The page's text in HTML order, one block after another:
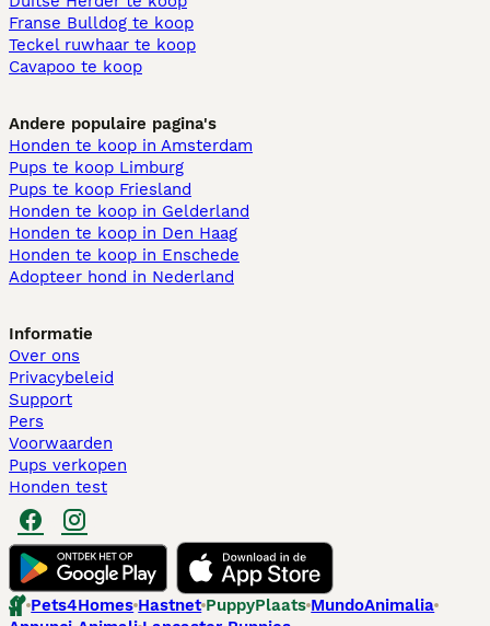
Franse Bulldog te koop
Teckel ruwhaar te koop
Cavapoo te koop
Andere populaire pagina's
Honden te koop in Amsterdam
Pups te koop Limburg​
Pups te koop Friesland​
Honden te koop in Gelderland
Honden te koop in Den Haag
Honden te koop in Enschede
Adopteer hond in Nederland
Informatie
Over ons
Privacybeleid
Support
Pers
Voorwaarden
Pups verkopen
Honden test
Pets4Homes Hastnet PuppyPlaats MundoAnimalia